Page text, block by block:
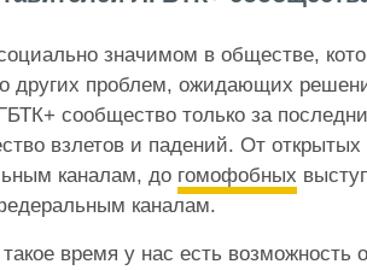
значимом в обществе,
других проблем, ожидающих
сообщество только за
взлетов и падений. От открытых
каналам, до гомофобных
каналам.
время у нас есть возможность